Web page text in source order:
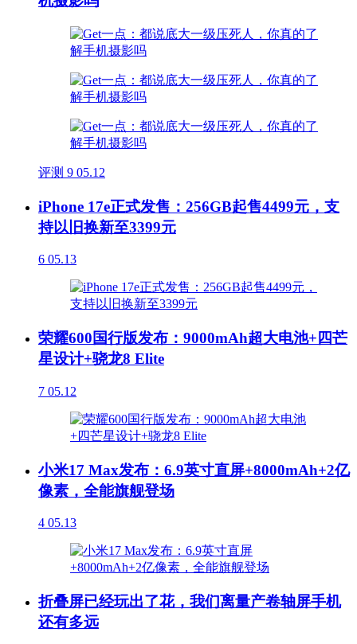
评测 9 05.12
iPhone 17e正式发售：256GB起售4499元，支
持以旧换新至3399元
6 05.13
荣耀600国行版发布：9000mAh超大电池+四芒
星设计+骁龙8 Elite
7 05.12
小米17 Max发布：6.9英寸直屏+8000mAh+2亿
像素，全能旗舰登场
4 05.13
折叠屏已经玩出了花，我们离量产卷轴屏手机
还有多远